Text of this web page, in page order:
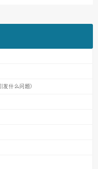
什么问题）